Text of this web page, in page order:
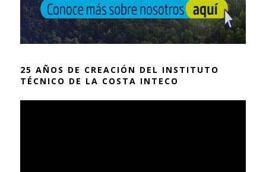
25 AÑOS DE CREACIÓN DEL INSTITUTO
TÉCNICO DE LA COSTA INTECO